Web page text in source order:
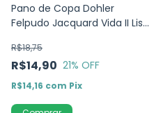
Pano de Copa Dohler
Felpudo Jacquard Vida II Liso
45x70cm
R$14,90
R$18,75
21% OFF
R$14,16 com Pix